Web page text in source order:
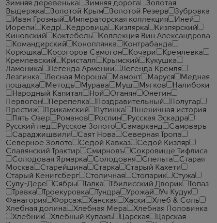
Зимняя деревенька
Зимняя дорога
Золотая
Выдержка
Золотой Крым Золотой Резерв
Зубровка
Иван Грозный
Императорская коллекция
Иней
Иорели
Кедр Кедровица Кизлярка
Кизлярский
Киновский
Коктебель
Коллекция Вин Александрова
Командирский
Коноплянка
Контрабанда
Корюшка
Косогоров Самогон Кочари
Кремлевка
Кремлевский
Кристалл Крымский
Кукушка
Ламоника
Легенда Армении
Легенда Кремля
Лезгинка
Лесная Мороша Мамонт Маруся
Медная
лошадка
Методъ Мурава Муш Мягков
Налибоки
Народный Капитал
Ной Оганян
Онегин
Первогон
Перепелка Поздравительный
Полугар
Престиж
Прикамский Путинка
Пшеничная история
Пять Озер
Романов Рослин
Русская Эскадра
Русский лед
Русское Золото Самарканд
Самоваръ
Сараджишвили
Саят Нова
Северная Тропа
Северное Золото
Седой Кавказ
Седой Кизляр
Славянский Трактир
Смирновъ
Сокровище Тифлиса
Солодовая Ярмарка
Солодовня Спельта
Старая
Москва
Старейшина Старка
Старый Кахети
Старый Кенигсберг
Столичная Стопарик
Стужа
Сулу-Дере
Сябры Талка Тбилисский Дворик
Топаз
Травка
Троекуровка Тундра Урожай
Уч Кудук
Фанагория
Форсаж Ханская Хаски
Хлеб & Соль
Хлебная долина
Хлебная Мера
Хлебная Половинка
Хлебник
Хлебный Купажъ Царская
Царская